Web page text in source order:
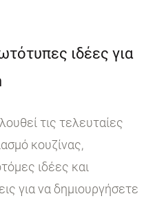
ιδέες για
τις τελευταίες
κουζίνας,
ιδέες και
για να δημιουργήσετε